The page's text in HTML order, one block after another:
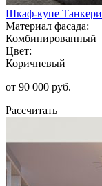
Шкаф-купе Танкери
Материал фасада:
Комбинированный
Цвет:
Коричневый
от 90 000 руб.
Рассчитать